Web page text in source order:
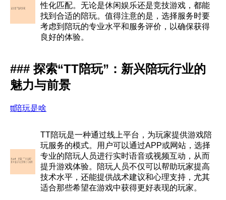
性化匹配。无论是休闲娱乐还是竞技游戏，都能
找到合适的陪玩。值得注意的是，选择服务时要
考虑到陪玩的专业水平和服务评价，以确保获得
良好的体验。
### 探索“TT陪玩”：新兴陪玩行业的
魅力与前景
tt陪玩是啥
TT陪玩是一种通过线上平台，为玩家提供游戏陪
玩服务的模式。用户可以通过APP或网站，选择
专业的陪玩人员进行实时语音或视频互动，从而
提升游戏体验。陪玩人员不仅可以帮助玩家提高
技术水平，还能提供战术建议和心理支持，尤其
适合那些希望在游戏中获得更好表现的玩家。